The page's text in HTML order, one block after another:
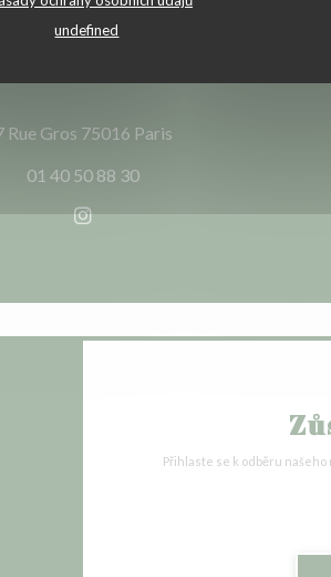
undefined
a kontakt
Rue Gros 75016 Paris((otevře se v novém
01 40 50 88 30
Instagram ((otevře se v
Přihlaste se k odběru